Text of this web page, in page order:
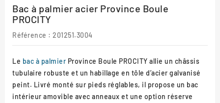
Bac à palmier acier Province Boule
PROCITY
Référence : 201251.3004
Le bac à palmier Province Boule PROCITY allie un châssis
tubulaire robuste et un habillage en tôle d’acier galvanisé
peint. Livré monté sur pieds réglables, il propose un bac
intérieur amovible avec anneaux et une option réserve